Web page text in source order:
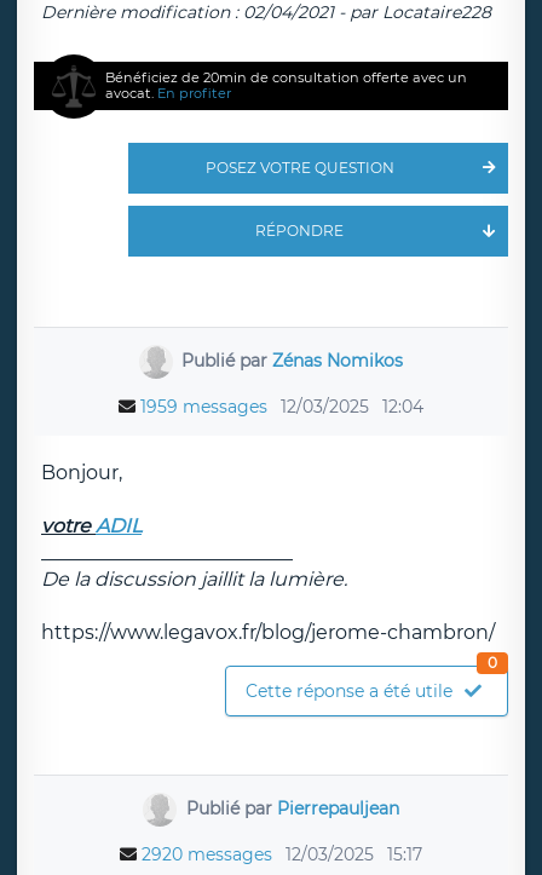
Dernière modification : 02/04/2021 - par Locataire228
Bénéficiez de 20min de consultation offerte avec un
avocat. En profiter
POSEZ VOTRE QUESTION
RÉPONDRE
Publié parZénas Nomikos
1959 messages 12/03/2025 12:04
Bonjour,
votreADIL
De la discussion jaillit la lumière.
https://www.legavox.fr/blog/jerome-chambron/
Cette réponse a été utile
0
Publié par Pierrepauljean
2920 messages 12/03/2025 15:17